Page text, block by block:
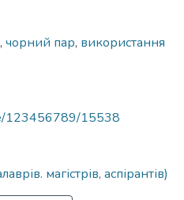
, чорний пар, використання
123456789/15538
магістрів, аспірантів)